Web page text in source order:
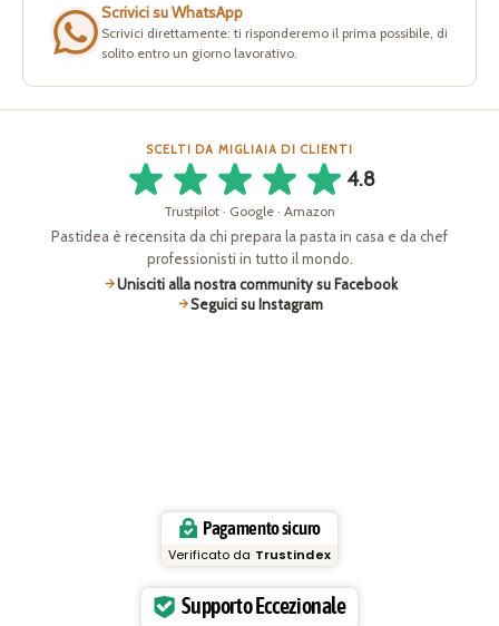
Scrivici su WhatsApp
Scrivici direttamente: ti risponderemo il prima possibile, di
solito entro un giorno lavorativo.
SCELTI DA MIGLIAIA DI CLIENTI
4.8
Trustpilot · Google · Amazon
Pastidea è recensita da chi prepara la pasta in casa e da chef
professionisti in tutto il mondo.
Unisciti alla nostra community su Facebook
Seguici su Instagram
Pagamento sicuro
Verificato da Trustindex
Supporto Eccezionale